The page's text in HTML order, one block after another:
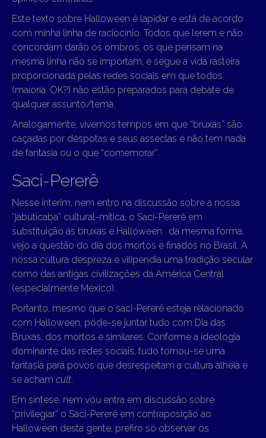
Este texto sobre Halloween é lapidar e está de acordo
com minha linha de raciocínio. Todos que lerem e não
concordam darão os ombros, os que pensam na
mesma linha não se importam, e segue a vida rasteira
proporcionada pelas redes sociais em que todos
(maioria, OK?) não estão preparados para debate de
qualquer assunto/tema.
Analogamente, vivemos tempos em que “bruxas” são
caçadas por déspotas e seus asseclas e não tem nada
de fantasia ou o que “comemorar”.
Saci-Pererê
Nesse ínterim, nem entro na discussão sobre a nossa
“jabuticaba” cultural-mítica, o Saci-Pererê em
substituição ás bruxas e Halloween. da mesma forma,
vejo a questão do dia dos mortos e finados no Brasil. A
nossa cultura despreza e vilipendia uma tradição secular
como das antigas civilizações da América Central
(especialmente México).
Portanto, mesmo que o saci-Pererê esteja relacionado
com Halloween, pode-se juntar tudo com Dia das
Bruxas, dos mortos e similares. Conforme a ideologia
dominante das redes sociais, tudo tornou-se uma
fantasia para povos que desrespeitam a cultura alheia e
se acham cult.
Em síntese, nem vou entra em discussão sobre
“privilegiar” o Saci-Pererê em contraposição ao
Halloween desta gente, prefiro só observar os